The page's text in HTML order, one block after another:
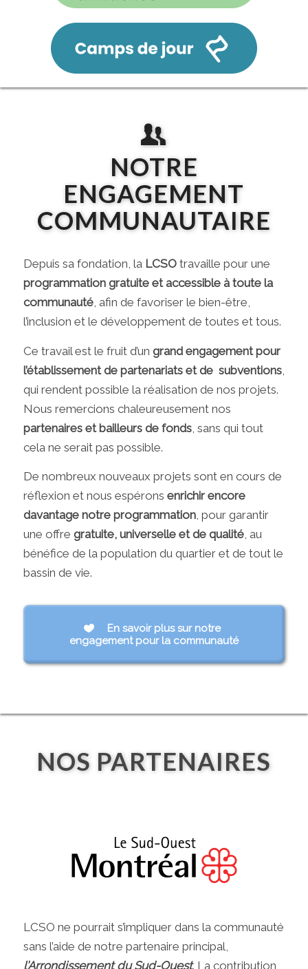
NOTRE
ENGAGEMENT
COMMUNAUTAIRE
Depuis sa fondation, la LCSOtravaille pour une
programmation gratuite et accessible à toute la
communauté, afin de favoriser le bien-être,
l’inclusion et le développement de toutes et tous.
Ce travail est le fruit d’un grand engagement pour
l’établissement de partenariats et de subventions,
qui rendent possible la réalisation de nos projets.
Nous remercions chaleureusement nos
partenaires et bailleurs de fonds, sans qui tout
cela ne serait pas possible.
De nombreux nouveaux projets sont en cours de
réflexion et nous espérons enrichir encore
davantage notre programmation, pour garantir
une offre gratuite, universelle et de qualité, au
bénéfice de la population du quartier et de tout le
bassin de vie.
En savoir plus sur notre
engagement pour la communauté
NOS PARTENAIRES
LCSO ne pourrait s’impliquer dans la communauté
sans l’aide de notre partenaire principal,
l’Arrondissement du Sud-Ouest. La contribution